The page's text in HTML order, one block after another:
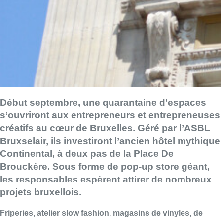
Début septembre, une quarantaine d’espaces
s’ouvriront aux entrepreneurs et entrepreneuses
créatifs au cœur de Bruxelles. Géré par l’ASBL
Bruxselair, ils investiront l’ancien hôtel mythique
Continental, à deux pas de la Place De
Brouckère. Sous forme de pop-up store géant,
les responsables espèrent attirer de nombreux
projets bruxellois.
Friperies, atelier slow fashion, magasins de vinyles, de